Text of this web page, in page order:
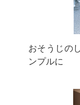
おそうじの
ンプルに